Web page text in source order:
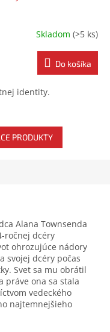
Skladom (>5 ks)
Do košíka
identity.
PRODUKTY
Alana Townsenda
ročnej dcéry
ohrozujúce nádory
svojej dcéry počas
Svet sa mu obrátil
práve ona sa stala
vedeckého
najtemnejšieho